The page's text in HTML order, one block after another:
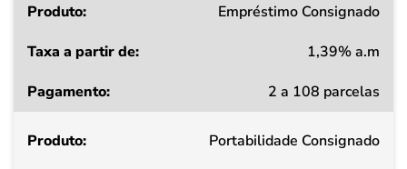
Produto
a
de
Empréstimo Consignado
1,39% a.m
2 a 108 parcelas
Portabilidade Consignado